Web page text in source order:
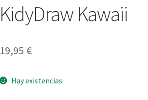
KidyDraw Kawaii
19,95 €
Hay existencias